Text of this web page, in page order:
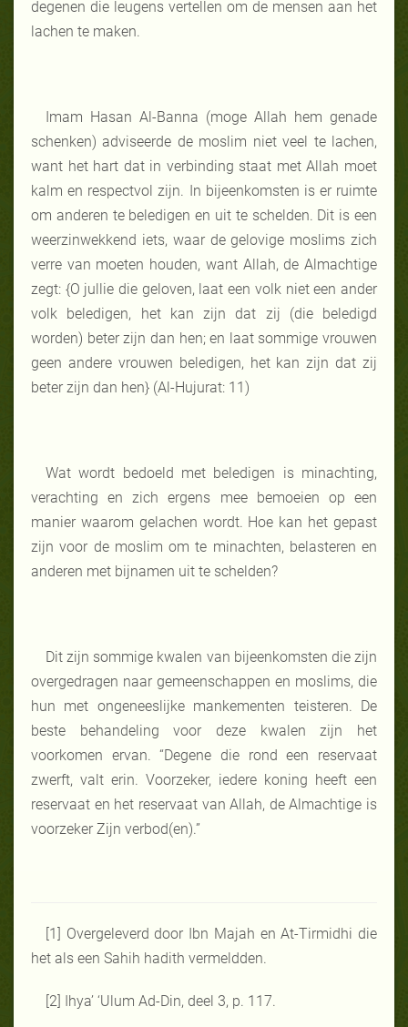
degenen die leugens vertellen om de mensen aan het
lachen te maken.
Imam Hasan Al-Banna (moge Allah hem genade
schenken) adviseerde de moslim niet veel te lachen,
want het hart dat in verbinding staat met Allah moet
kalm en respectvol zijn. In bijeenkomsten is er ruimte
om anderen te beledigen en uit te schelden. Dit is een
weerzinwekkend iets, waar de gelovige moslims zich
verre van moeten houden, want Allah, de Almachtige
zegt: {O jullie die geloven, laat een volk niet een ander
volk beledigen, het kan zijn dat zij (die beledigd
worden) beter zijn dan hen; en laat sommige vrouwen
geen andere vrouwen beledigen, het kan zijn dat zij
beter zijn dan hen} (Al-Hujurat: 11)
Wat wordt bedoeld met beledigen is minachting,
verachting en zich ergens mee bemoeien op een
manier waarom gelachen wordt. Hoe kan het gepast
zijn voor de moslim om te minachten, belasteren en
anderen met bijnamen uit te schelden?
Dit zijn sommige kwalen van bijeenkomsten die zijn
overgedragen naar gemeenschappen en moslims, die
hun met ongeneeslijke mankementen teisteren. De
beste behandeling voor deze kwalen zijn het
voorkomen ervan. “Degene die rond een reservaat
zwerft, valt erin. Voorzeker, iedere koning heeft een
reservaat en het reservaat van Allah, de Almachtige is
voorzeker Zijn verbod(en).”
[1] Overgeleverd door Ibn Majah en At-Tirmidhi die
het als een Sahih hadith vermeldden.
[2] Ihya’ ‘Ulum Ad-Din, deel 3, p. 117.